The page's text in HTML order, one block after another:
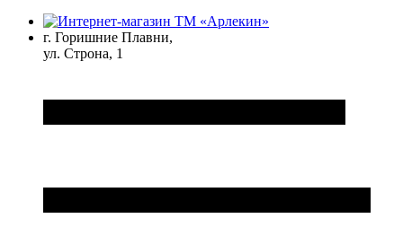
г. Горишние Плавни,
ул. Строна, 1